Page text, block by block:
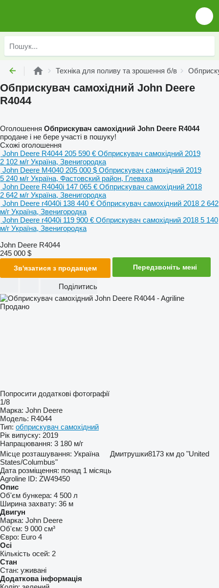
Техніка для поливу та зрошення б/в
Обприскувач самохідний John Deere
R4044
Оголошення Обприскувач самохідний John Deere R4044
продане і не бере участі в пошуку!
Схожі оголошення
John Deere R4044 205 590 € Обприскувач самохідний 2019
2 102 м/г Україна, Звенигородка
John Deere M4040 205 000 $ Обприскувач самохідний 2019
5 240 м/г Україна, Фастовский район, Глеваха
John Deere R4040i 147 065 € Обприскувач самохідний 2018
2 642 м/г Україна, Звенигородка
John Deere r4040i 138 440 € Обприскувач самохідний 2018 2 642
м/г Україна, Звенигородка
John Deere r4040i 119 900 € Обприскувач самохідний 2018 5 140
м/г Україна, Звенигородка
John Deere R4044
245 000 $
Зв'язатися з продавцем Передзвоніть мені
Поділитись
Продано
Попросити додаткові фотографії
1/8
Марка: John Deere
Модель: R4044
Тип: обприскувач самохідний
Рік випуску: 2019
Напрацювання: 3 180 м/г
Місце розташування: Україна Дмитрушки8173 км до "United
States/Columbus"
Дата розміщення: понад 1 місяць
Agroline ID: ZW49450
Опис
Об'єм бункера: 4 500 л
Ширина захвату: 36 м
Двигун
Марка: John Deere
Об'єм: 9 000 см³
Євро: Euro 4
Осі
Кількість осей: 2
Стан
Стан: уживані
Додаткова інформація